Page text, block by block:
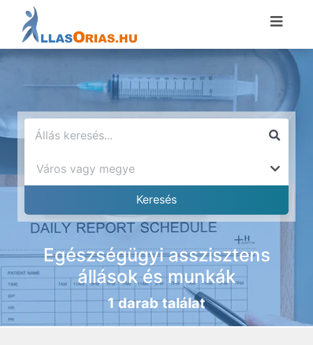
Egészségügyi asszisztens
állások és munkák
1 darab találat